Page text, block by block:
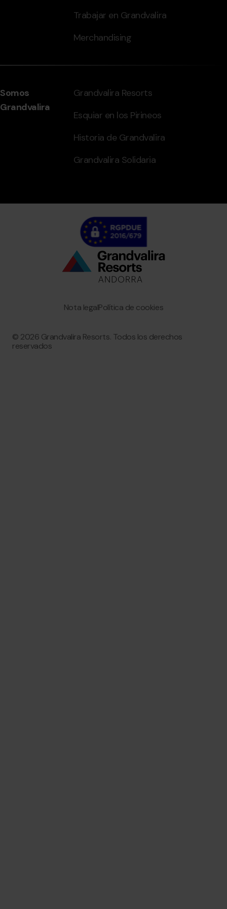
Trabajar en Grandvalira
Merchandising
Somos
Grandvalira
Grandvalira Resorts
Esquiar en los Pirineos
Historia de Grandvalira
Grandvalira Solidaria
© 2026 Grandvalira Resorts. Todos los derechos
reservados
GranvaliraPolítica de cookies
Nota legal